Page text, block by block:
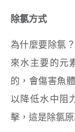
除氯方式
為什麼要除氯
來水主要的元
的，會傷害魚
以降低水中阻
擊，這是除氯